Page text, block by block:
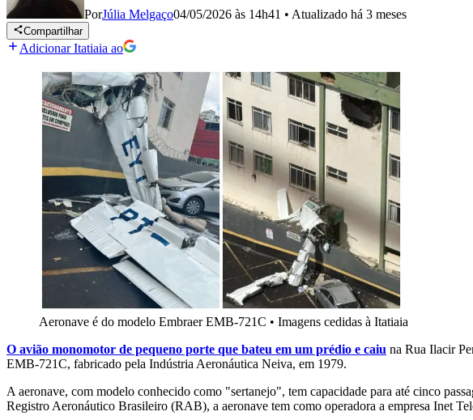
PorJúlia Melgaço04/05/2026 às 14h41 • Atualizado há 3 meses
Compartilhar
Adicionar Itatiaia ao
Aeronave é do modelo Embraer EMB-721C • Imagens cedidas à Itatiaia
O avião monomotor de pequeno porte que bateu em um prédio e caiu na Rua Ilacir
EMB-721C, fabricado pela Indústria Aeronáutica Neiva, em 1979.
A aeronave, com modelo conhecido como "sertanejo", tem capacidade para até cinco
Registro Aeronáutico Brasileiro (RAB), a aeronave tem como operadora a empresa Inet